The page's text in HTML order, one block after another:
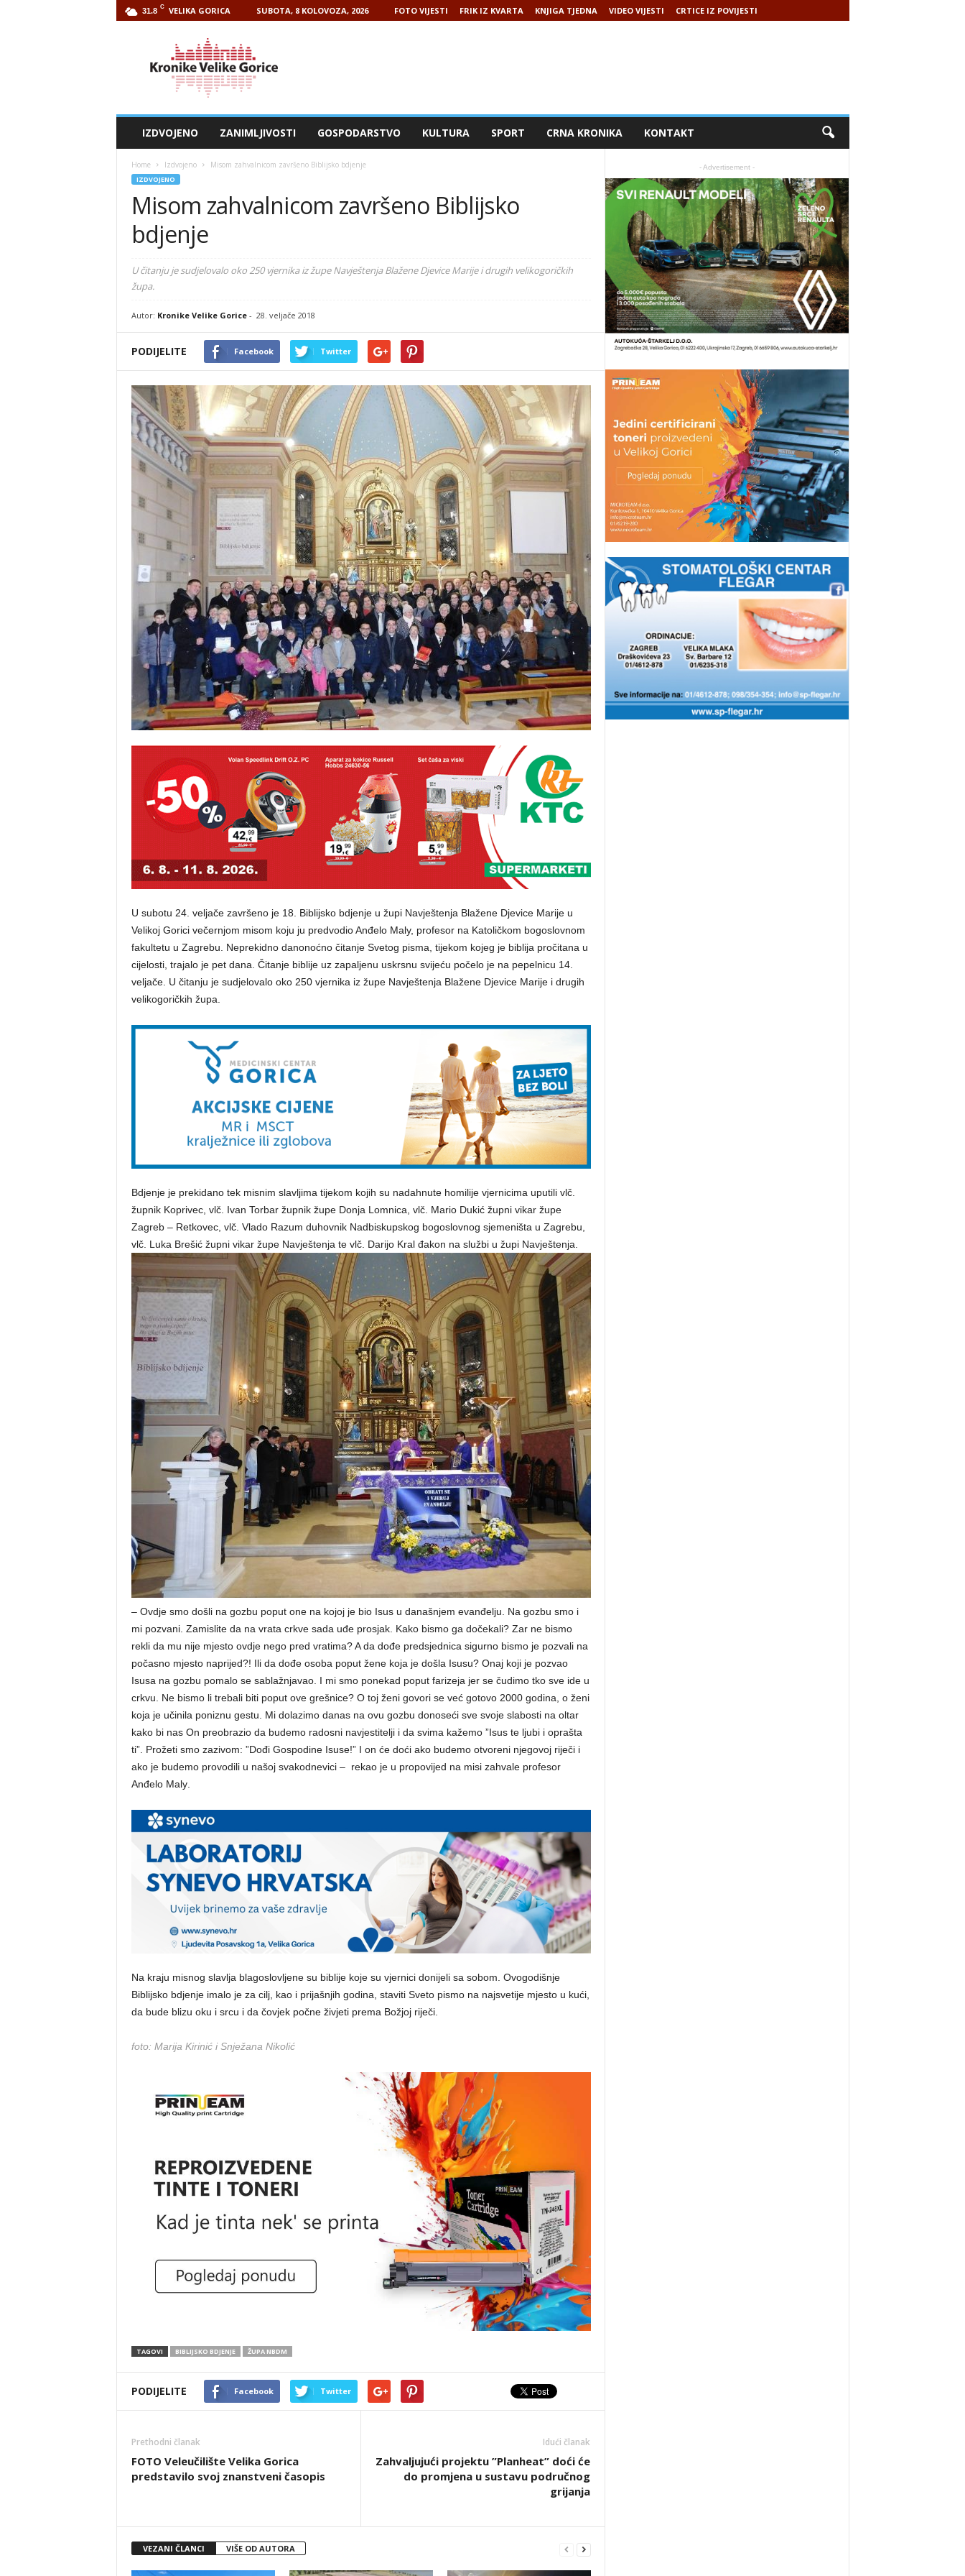
31.8 C VELIKA GORICA SUBOTA, 8 KOLOVOZA, 2026 FOTO VIJESTI FRIK IZ KVARTA KNJIGA TJEDNA VIDEO VIJESTI CRTICE IZ POVIJESTI
IZDVOJENO ZANIMLJIVOSTI GOSPODARSTVO KULTURA SPORT CRNA KRONIKA KONTAKT
Home Izdvojeno Misom zahvalnicom završeno Biblijsko bdjenje
IZDVOJENO
Misom zahvalnicom završeno Biblijsko
bdjenje
U čitanju je sudjelovalo oko 250 vjernika iz župe Navještenja Blažene Djevice Marije i drugih velikogoričkih
župa.
Autor: Kronike Velike Gorice- 28. veljače 2018
PODIJELITE Facebook Twitter
U subotu 24. veljače završeno je 18. Biblijsko bdjenje u župi Navještenja Blažene Djevice Marije u
Velikoj Gorici večernjom misom koju ju predvodio Anđelo Maly, profesor na Katoličkom bogoslovnom
fakultetu u Zagrebu. Neprekidno danonoćno čitanje Svetog pisma, tijekom kojeg je biblija pročitana u
cijelosti, trajalo je pet dana. Čitanje biblije uz zapaljenu uskrsnu svijeću počelo je na pepelnicu 14.
veljače. U čitanju je sudjelovalo oko 250 vjernika iz župe Navještenja Blažene Djevice Marije i drugih
velikogoričkih župa.
Bdjenje je prekidano tek misnim slavljima tijekom kojih su nadahnute homilije vjernicima uputili vlč.
župnik Koprivec, vlč. Ivan Torbar župnik župe Donja Lomnica, vlč. Mario Dukić župni vikar župe
Zagreb – Retkovec, vlč. Vlado Razum duhovnik Nadbiskupskog bogoslovnog sjemeništa u Zagrebu,
vlč. Luka Brešić župni vikar župe Navještenja te vlč. Darijo Kral đakon na službi u župi Navještenja.
– Ovdje smo došli na gozbu poput one na kojoj je bio Isus u današnjem evanđelju. Na gozbu smo i
mi pozvani. Zamislite da na vrata crkve sada uđe prosjak. Kako bismo ga dočekali? Zar ne bismo
rekli da mu nije mjesto ovdje nego pred vratima? A da dođe predsjednica sigurno bismo je pozvali na
počasno mjesto naprijed?! Ili da dođe osoba poput žene koja je došla Isusu? Onaj koji je pozvao
Isusa na gozbu pomalo se sablažnjavao. I mi smo ponekad poput farizeja jer se čudimo tko sve ide u
crkvu. Ne bismo li trebali biti poput ove grešnice? O toj ženi govori se već gotovo 2000 godina, o ženi
koja je učinila poniznu gestu. Mi dolazimo danas na ovu gozbu donoseći sve svoje slabosti na oltar
kako bi nas On preobrazio da budemo radosni navjestitelji i da svima kažemo ”Isus te ljubi i oprašta
ti”. Prožeti smo zazivom: ”Dođi Gospodine Isuse!” I on će doći ako budemo otvoreni njegovoj riječi i
ako je budemo provodili u našoj svakodnevici – rekao je u propovijed na misi zahvale profesor
Anđelo Maly.
Na kraju misnog slavlja blagoslovljene su biblije koje su vjernici donijeli sa sobom. Ovogodišnje
Biblijsko bdjenje imalo je za cilj, kao i prijašnjih godina, staviti Sveto pismo na najsvetije mjesto u kući,
da bude blizu oku i srcu i da čovjek počne živjeti prema Božjoj riječi.
foto: Marija Kirinić i Snježana Nikolić
TAGOVI BIBLIJSKO BDJENJE ŽUPA NBDM
PODIJELITE Facebook Twitter
Prethodni članak
FOTO Veleučilište Velika Gorica
predstavilo svoj znanstveni časopis
Idući članak
Zahvaljujući projektu ”Planheat” doći će
do promjena u sustavu područnog
grijanja
VEZANI ČLANCI VIŠE OD AUTORA
- Advertisement -